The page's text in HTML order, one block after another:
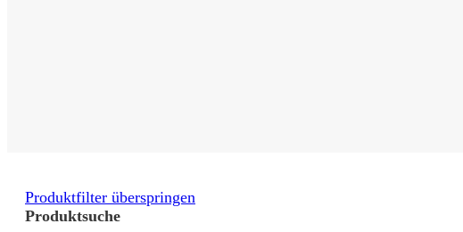
Produktfilter überspringen
Produktsuche